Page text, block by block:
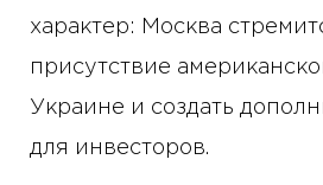
характер: Москва
присутствие
Украине и создать
для инвесторов.